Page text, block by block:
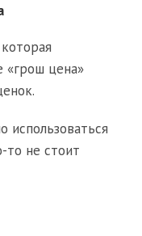
«грош цена»
использоваться
то не стоит